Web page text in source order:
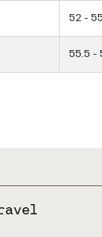
52 -
55.5 -